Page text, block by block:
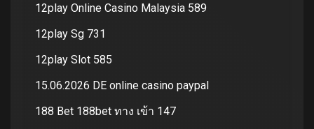
12play Online Casino Malaysia 589
12play Sg 731
12play Slot 585
15.06.2026 DE online casino paypal
188 Bet 188bet ทาง เข้า 147